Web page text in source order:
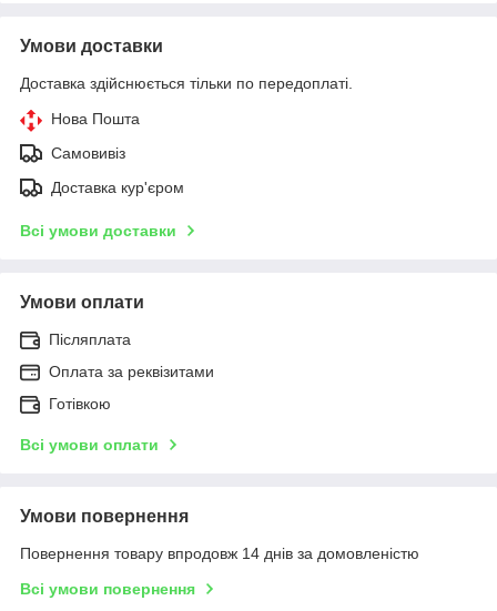
Умови доставки
Доставка здійснюється тільки по передоплаті.
Нова Пошта
Самовивіз
Доставка кур'єром
Всі умови доставки
Умови оплати
Післяплата
Оплата за реквізитами
Готівкою
Всі умови оплати
Умови повернення
Повернення товару впродовж 14 днів за домовленістю
Всі умови повернення